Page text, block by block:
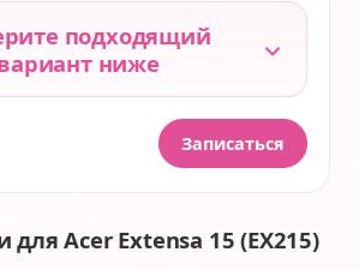
подходящий
ниже
Записаться
для Acer Extensa 15 (EX215)